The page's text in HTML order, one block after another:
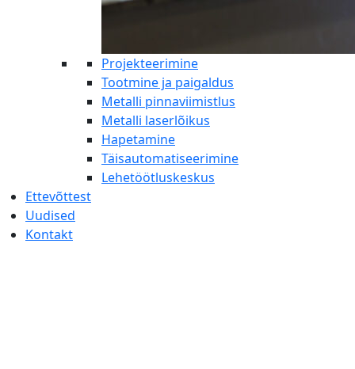
Projekteerimine
Tootmine ja paigaldus
Metalli pinnaviimistlus
Metalli laserlõikus
Hapetamine
Täisautomatiseerimine
Lehetöötluskeskus
Ettevõttest
Uudised
Kontakt